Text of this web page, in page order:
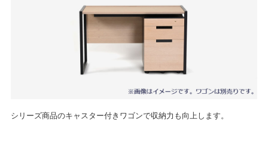
シリーズ商品のキャスター付きワゴンで収納力も向上します。